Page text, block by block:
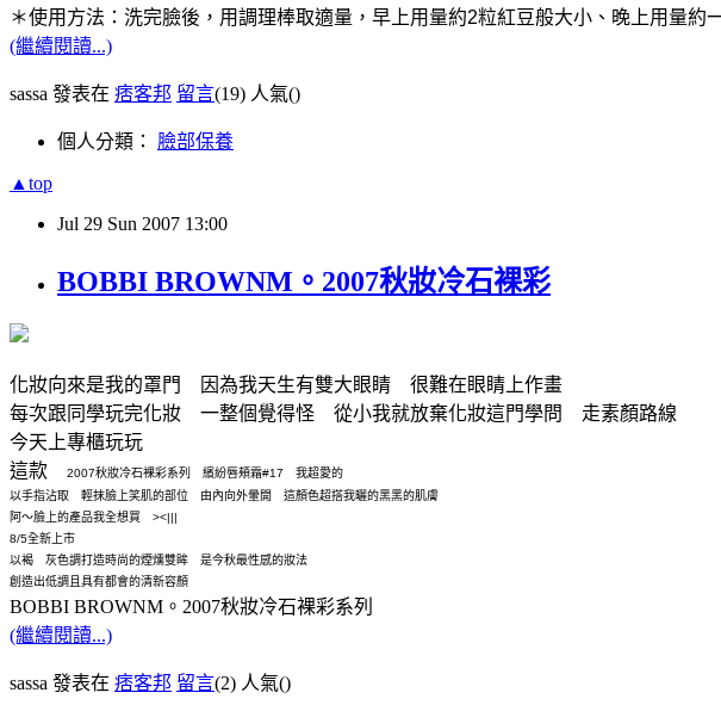
＊使用方法：洗完臉後，用調理棒取適量，早上用量約2粒紅豆般大小、晚上用量約
(繼續閱讀...)
sassa 發表在 痞客邦 留言(19) 人氣()
個人分類： 臉部保養
▲top
Jul 29 Sun 2007 13:00
BOBBI BROWNM。2007秋妝冷石裸彩
化妝向來是我的罩門 因為我天生有雙大眼睛 很難在眼睛上作畫
每次跟同學玩完化妝 一整個覺得怪 從小我就放棄化妝這門學問 走素顏路線
今天上專櫃玩玩
這款
2007秋妝冷石裸彩系列 繽紛唇頰霜#17 我超愛的
以手指沾取 輕抹臉上笑肌的部位 由內向外暈開 這顏色超搭我曬的黑黑的肌膚
阿～臉上的產品我全想買 ><|||
8/5全新上市
以褐 灰色調打造時尚的煙燻雙眸 是今秋最性感的妝法
創造出低調且具有都會的清新容顏
BOBBI BROWNM。2007秋妝冷石裸彩系列
(繼續閱讀...)
sassa 發表在 痞客邦 留言(2) 人氣()